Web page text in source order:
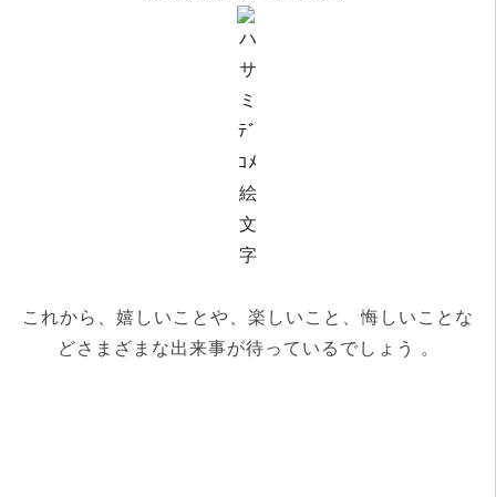
これから、嬉しいことや、楽しいこと、悔しいことな
どさまざまな出来事が待っているでしょう 。